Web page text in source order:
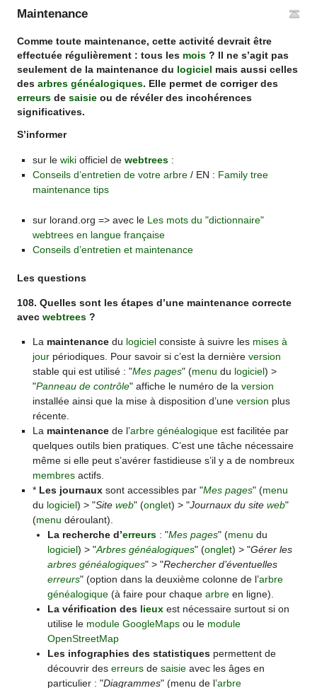
Maintenance
Comme toute maintenance, cette activité devrait être
effectuée régulièrement : tous les mois ? Il ne s’agit pas
seulement de la maintenance du logiciel mais aussi celles
desarbres généalogiques. Elle permet de corriger des
erreurs desaisie ou de révéler des incohérences
significatives.
S’informer
sur le wikiofficiel de webtrees:
Conseils d’entretien de votre arbre/ EN : Family tree
maintenance tips
sur lorand.org => avec le Les mots du "dictionnaire"
webtrees en langue française
Conseils d’entretien et maintenance
Les questions
108. Quelles sont les étapes d’une maintenance correcte
avecwebtrees ?
La maintenancedu logicielconsiste à suivre les mises à
jourpériodiques. Pour savoir si c’est la dernière version
stable qui est utilisé : "Mes pages" (menu du logiciel) >
"Panneau de contrôle" affiche le numéro de la version
installée ainsi que la mise à disposition d’une version plus
récente.
La maintenancede l’arbre généalogiqueest facilitée par
quelques outils bien pratiques. C’est une tâche nécessaire
même si elle peut s’avérer fastidieuse s’il y a de nombreux
membresactifs.
* Les journauxsont accessibles par "Mes pages" (menu
du logiciel) > "Site web" (onglet) > "Journaux du site web"
(menu déroulant).
La recherche d’erreurs : "Mes pages" (menu du
logiciel) > "Arbres généalogiques" (onglet) > "Gérer les
arbres généalogiques" > "Rechercher d’éventuelles
erreurs" (option dans la deuxième colonne de l’arbre
généalogique (à faire pour chaquearbre en ligne).
La vérification des lieux est nécessaire surtout si on
utilise le module GoogleMaps ou le module
OpenStreetMap
Les infographies des statistiques permettent de
découvrir deserreurs desaisie avec les âges en
particulier : "Diagrammes" (menu de l’arbre